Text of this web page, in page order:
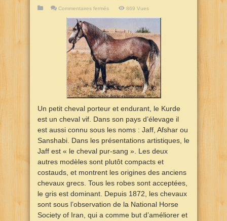
Commentaires fermés
demi-
869 Vues
Un petit cheval porteur et endurant, le Kurde
est un cheval vif. Dans son pays d’élevage il
est aussi connu sous les noms : Jaff, Afshar ou
Sanshabi. Dans les présentations artistiques, le
Jaff est « le cheval pur-sang ». Les deux
autres modèles sont plutôt compacts et
costauds, et montrent les origines des anciens
chevaux grecs. Tous les robes sont acceptées,
le gris est dominant. Depuis 1872, les chevaux
sont sous l’observation de la National Horse
Society of Iran, qui a comme but d’améliorer et